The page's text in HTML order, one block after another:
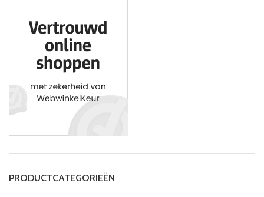
PRODUCTCATEGORIEËN